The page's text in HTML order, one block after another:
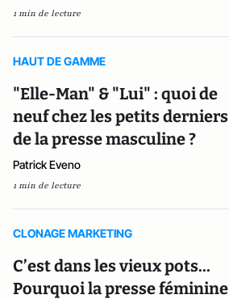
1 min de lecture
HAUT DE GAMME
"Elle-Man" & "Lui" : quoi de
neuf chez les petits derniers
de la presse masculine ?
Patrick Eveno
1 min de lecture
CLONAGE MARKETING
C’est dans les vieux pots...
Pourquoi la presse féminine